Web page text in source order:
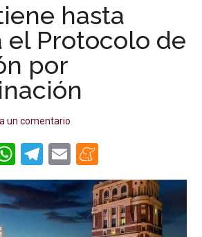
hasta
el Protocolo de
por
un comentario
WhatsApp
Telegram
Email